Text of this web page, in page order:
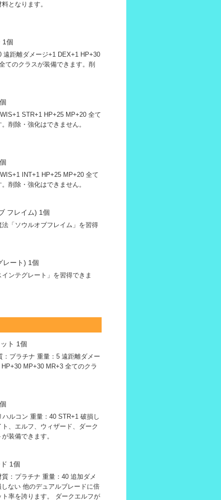
となります。
1個
遠距離ダメージ+1 DEX+1 HP+30
てのクラスが装備できます。削
STR+1 HP+25 MP+20 全て
削除・強化はできません。
INT+1 HP+25 MP+20 全て
削除・強化はできません。
フレイム) 1個
「ソウルオブフレイム」を習得
レート) 1個
ンテグレート」を習得できま
ト 1個
：プラチナ 重量：5 遠距離ダメー
MP+30 MR+3 全てのクラ
ルコン 重量：40 STR+1 破損し
、エルフ、ウィザード、ダーク
装備できます。
1個
：プラチナ 重量：40 追加ダメ
ない 他のデュアルブレードに倍
率を誇ります。 ダークエルフが